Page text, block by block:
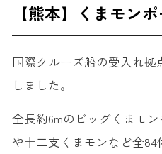
【熊本】くまモン
国際クルーズ船の受入れ拠
しました。
全長約6mのビッグくまモ
や十二支くまモンなど全84